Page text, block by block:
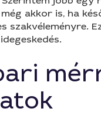
akkor is, ha
szakvéleményre.